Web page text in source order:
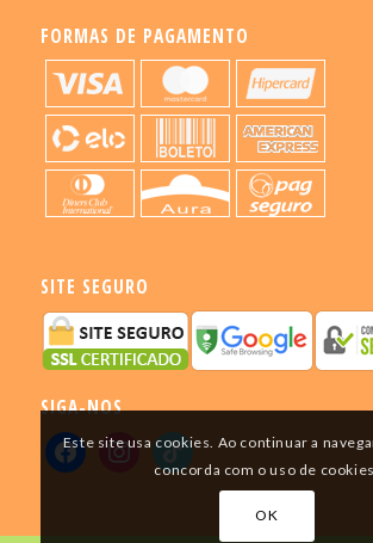
FORMAS DE PAGAMENTO
SITE SEGURO
SIGA-NOS
Este site usa cookies. Ao continuar a
concorda com o uso de
OK